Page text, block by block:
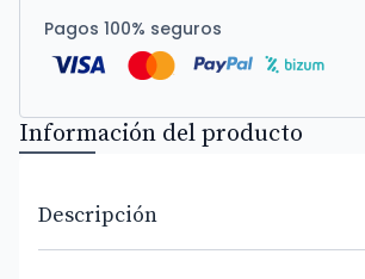
Pagos 100% seguros
Información del producto
Descripción